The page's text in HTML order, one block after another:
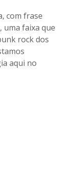
com frase
uma faixa que
rock dos
aqui no